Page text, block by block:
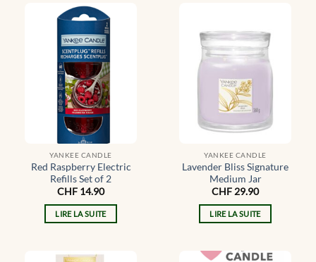
YANKEE CANDLE
Red Raspberry Electric
Refills Set of 2
CHF 14.90
LIRE LA SUITE
YANKEE CANDLE
Lavender Bliss Signature
Medium Jar
CHF29.90
LIRE LA SUITE